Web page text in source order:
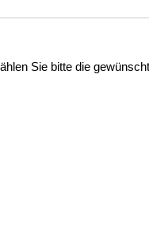
Sie bitte die